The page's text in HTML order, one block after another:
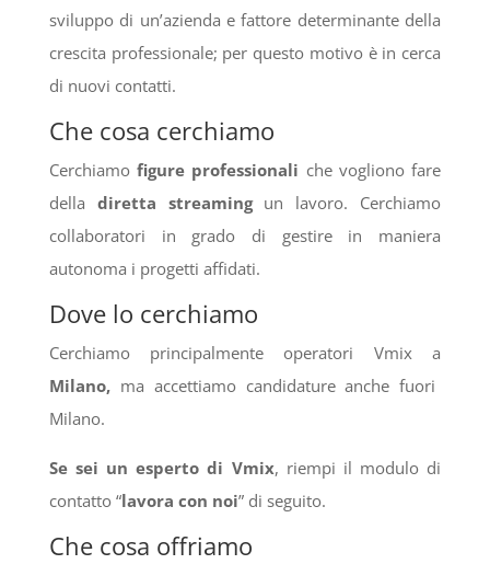
sviluppo di un’azienda e fattore determinante della
crescita professionale; per questo motivo è in cerca
di nuovi contatti.
Che cosa cerchiamo
Cerchiamofigure professionali che vogliono fare
della diretta streamingun lavoro. Cerchiamo
collaboratori in grado di gestire in maniera
autonoma i progetti affidati.
Dove lo cerchiamo
Cerchiamo principalmente operatori Vmix a
Milano, ma accettiamo candidature anche fuori
Milano.
Se sei un esperto di Vmix, riempi il modulo di
contatto “lavora con noi” di seguito.
Che cosa offriamo